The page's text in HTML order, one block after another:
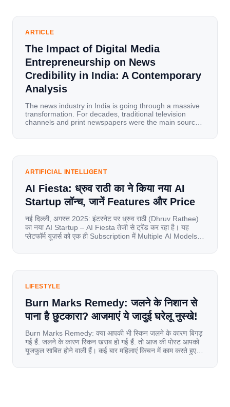
ARTICLE
The Impact of Digital Media
Entrepreneurship on News
Credibility in India: A Contemporary
Analysis
The news industry in India is going through a massive
transformation. For decades, traditional television
channels and print newspapers were the main sources
mobile data, affordable smartphones, and high-speed
has become a mobile-first market where consumers
ARTIFICIAL INTELLIGENT
AI Fiesta: ध्रुव राठी का ने किया नया AI
Startup लॉन्च, जानें Features और Price
नई दिल्ली, अगस्त 2025: इंटरनेट पर ध्रुव राठी (Dhruv Rathee)
का नया AI Startup – AI Fiesta तेजी से ट्रेंड कर रहा है। यह
प्लेटफॉर्म यूज़र्स को एक ही Subscription में Multiple AI Models
यूज़र्स का जबरदस्त रिस्पॉन्स लॉन्च के तुरंत […]
LIFESTYLE
Burn Marks Remedy: जलने के निशान से
पाना है छुटकारा? आजमाएं ये जादुई घरेलू नुस्खे!
Burn Marks Remedy: क्या आपकी भी स्किन जलने के कारण बिगड़
गई हैं. जलने के कारण स्किन खराब हो गई हैं. तो आज की पोस्ट आपको
यूजफुल साबित होने वाली हैं। कई बार महिलाएं किचन में काम करते हुए
[…]